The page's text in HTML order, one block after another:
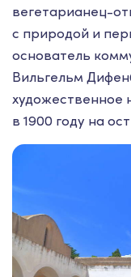
вегетарианец-
с природой и
основатель
Вильгельм
художественное
в 1900 году на